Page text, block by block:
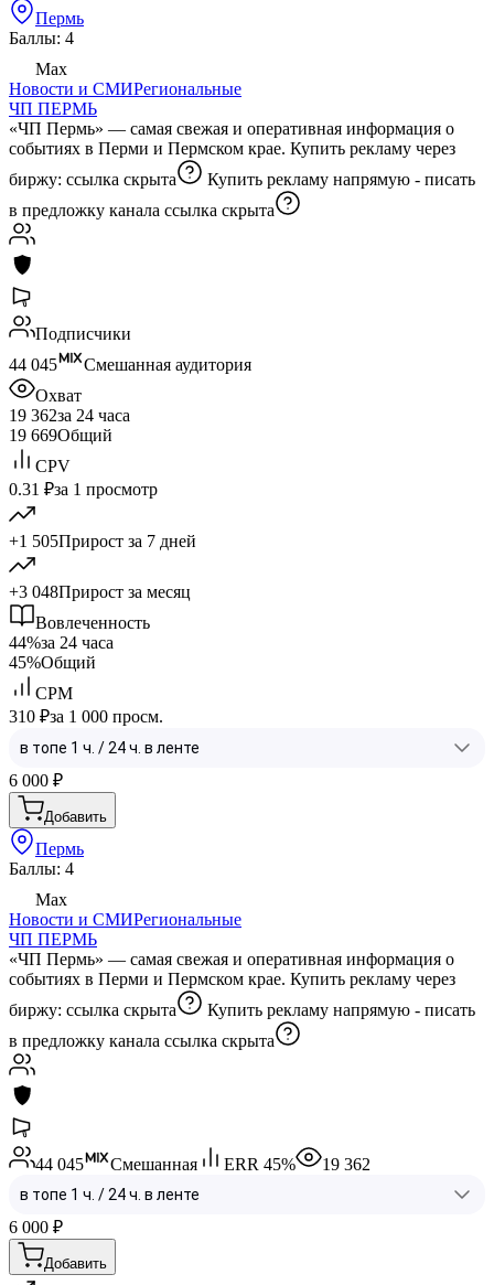
Пермь
Баллы: 4
Max
Новости и СМИРегиональные
ЧП ПЕРМЬ
«ЧП Пермь» — самая свежая и оперативная информация о
событиях в Перми и Пермском крае. Купить рекламу через
биржу: ссылка скрыта
Купить рекламу напрямую - писать
в предложку канала ссылка скрыта
Подписчики
44 045
Смешанная аудитория
Охват
19 362за 24 часа
19 669Общий
CPV
0.31 ₽за 1 просмотр
+1 505Прирост за 7 дней
+3 048Прирост за месяц
Вовлеченность
44%за 24 часа
45%Общий
CPM
310 ₽за 1 000 просм.
6 000 ₽
Добавить
Пермь
Баллы: 4
Max
Новости и СМИРегиональные
ЧП ПЕРМЬ
«ЧП Пермь» — самая свежая и оперативная информация о
событиях в Перми и Пермском крае. Купить рекламу через
биржу: ссылка скрыта
Купить рекламу напрямую - писать
в предложку канала ссылка скрыта
44 045 Смешанная ERR 45% 19 362
6 000 ₽
Добавить